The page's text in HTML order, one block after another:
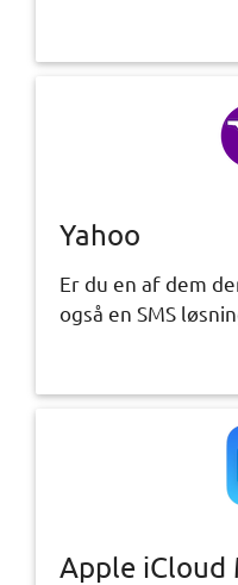
Yahoo
Er du en af dem
også en SMS
Apple iCloud